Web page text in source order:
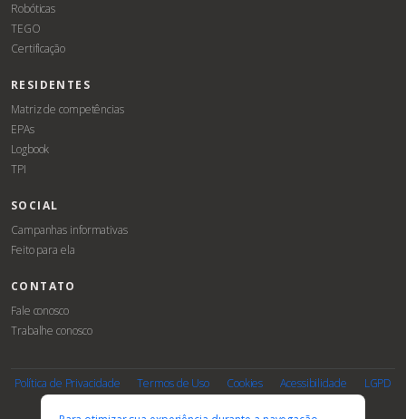
Robóticas
TEGO
Certificação
RESIDENTES
Matriz de competências
EPAs
Logbook
TPI
SOCIAL
Campanhas informativas
Feito para ela
CONTATO
Fale conosco
Trabalhe conosco
Política de Privacidade Termos de Uso Cookies Acessibilidade LGPD